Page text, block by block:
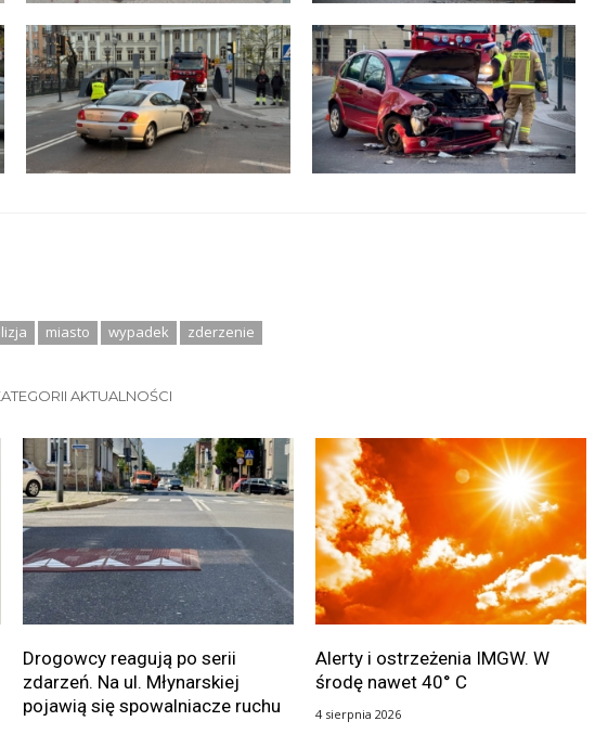
miasto wypadek zderzenie
AKTUALNOŚCI
Drogowcy reagują po serii
zdarzeń. Na ul. Młynarskiej
pojawią się spowalniacze ruchu
Alerty i ostrzeżenia IMGW. W
środę nawet 40° C
4 sierpnia 2026